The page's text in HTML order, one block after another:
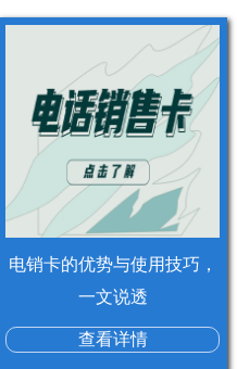
电销卡的优势与使用技巧，
一文说透
查看详情